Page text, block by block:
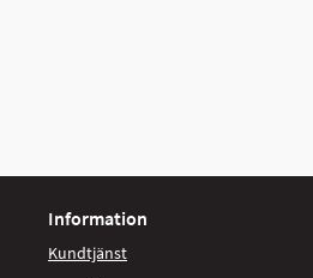
Information
Kundtjänst